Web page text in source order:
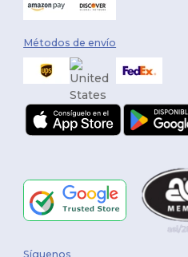
Métodos de envío
Síguenos